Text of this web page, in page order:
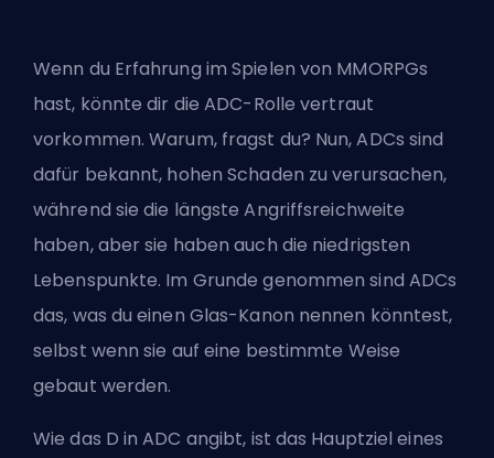
Wenn du Erfahrung im Spielen von MMORPGs
hast, könnte dir die ADC-Rolle vertraut
vorkommen. Warum, fragst du? Nun, ADCs sind
dafür bekannt, hohen Schaden zu verursachen,
während sie die längste Angriffsreichweite
haben, aber sie haben auch die niedrigsten
Lebenspunkte. Im Grunde genommen sind ADCs
das, was du einen Glas-Kanon nennen könntest,
selbst wenn sie auf eine bestimmte Weise
gebaut werden.
Wie das D in ADC angibt, ist das Hauptziel eines